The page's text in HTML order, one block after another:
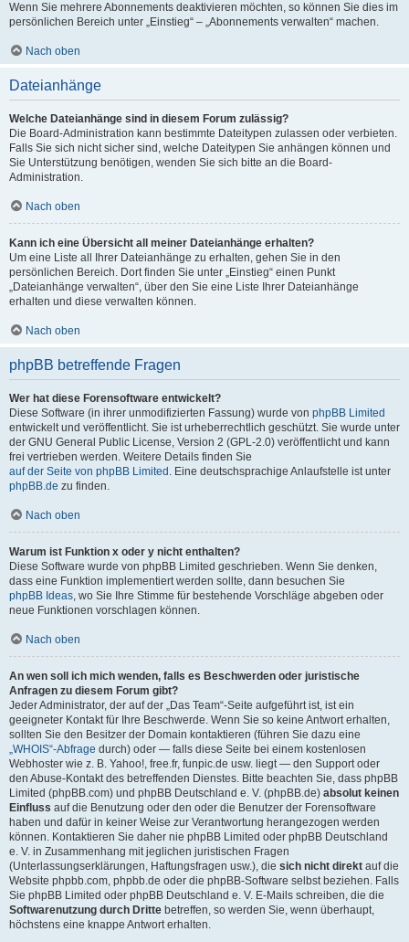
Wenn Sie mehrere Abonnements deaktivieren möchten, so können Sie dies im
persönlichen Bereich unter „Einstieg“ – „Abonnements verwalten“ machen.
Nach oben
Dateianhänge
Welche Dateianhänge sind in diesem Forum zulässig?
Die Board-Administration kann bestimmte Dateitypen zulassen oder verbieten.
Falls Sie sich nicht sicher sind, welche Dateitypen Sie anhängen können und
Sie Unterstützung benötigen, wenden Sie sich bitte an die Board-
Administration.
Nach oben
Kann ich eine Übersicht all meiner Dateianhänge erhalten?
Um eine Liste all Ihrer Dateianhänge zu erhalten, gehen Sie in den
persönlichen Bereich. Dort finden Sie unter „Einstieg“ einen Punkt
„Dateianhänge verwalten“, über den Sie eine Liste Ihrer Dateianhänge
erhalten und diese verwalten können.
Nach oben
phpBB betreffende Fragen
Wer hat diese Forensoftware entwickelt?
Diese Software (in ihrer unmodifizierten Fassung) wurde von phpBB Limited
entwickelt und veröffentlicht. Sie ist urheberrechtlich geschützt. Sie wurde unter
der GNU General Public License, Version 2 (GPL-2.0) veröffentlicht und kann
frei vertrieben werden. Weitere Details finden Sie
auf der Seite von phpBB Limited . Eine deutschsprachige Anlaufstelle ist unter
phpBB.de zu finden.
Nach oben
Warum ist Funktion x oder y nicht enthalten?
Diese Software wurde von phpBB Limited geschrieben. Wenn Sie denken,
dass eine Funktion implementiert werden sollte, dann besuchen Sie
phpBB Ideas, wo Sie Ihre Stimme für bestehende Vorschläge abgeben oder
neue Funktionen vorschlagen können.
Nach oben
An wen soll ich mich wenden, falls es Beschwerden oder juristische
Anfragen zu diesem Forum gibt?
Jeder Administrator, der auf der „Das Team“-Seite aufgeführt ist, ist ein
geeigneter Kontakt für Ihre Beschwerde. Wenn Sie so keine Antwort erhalten,
sollten Sie den Besitzer der Domain kontaktieren (führen Sie dazu eine
„WHOIS“-Abfrage durch) oder — falls diese Seite bei einem kostenlosen
Webhoster wie z. B. Yahoo!, free.fr, funpic.de usw. liegt — den Support oder
den Abuse-Kontakt des betreffenden Dienstes. Bitte beachten Sie, dass phpBB
Limited (phpBB.com) und phpBB Deutschland e. V. (phpBB.de) absolut keinen
Einfluss auf die Benutzung oder den oder die Benutzer der Forensoftware
haben und dafür in keiner Weise zur Verantwortung herangezogen werden
können. Kontaktieren Sie daher nie phpBB Limited oder phpBB Deutschland
e. V. in Zusammenhang mit jeglichen juristischen Fragen
(Unterlassungserklärungen, Haftungsfragen usw.), die sich nicht direkt auf die
Website phpbb.com, phpbb.de oder die phpBB-Software selbst beziehen. Falls
Sie phpBB Limited oder phpBB Deutschland e. V. E-Mails schreiben, die die
Softwarenutzung durch Dritte betreffen, so werden Sie, wenn überhaupt,
höchstens eine knappe Antwort erhalten.